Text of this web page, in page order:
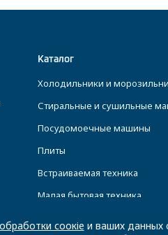
Каталог
Холодильники и
Стиральные и сушильные
Посудомоечные машины
Плиты
Встраиваемая техника
Малая бытовая техника
соокіе и ваших данных